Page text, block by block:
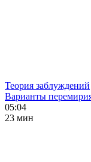
Теория заблуждений
Варианты
05:04
23 мин